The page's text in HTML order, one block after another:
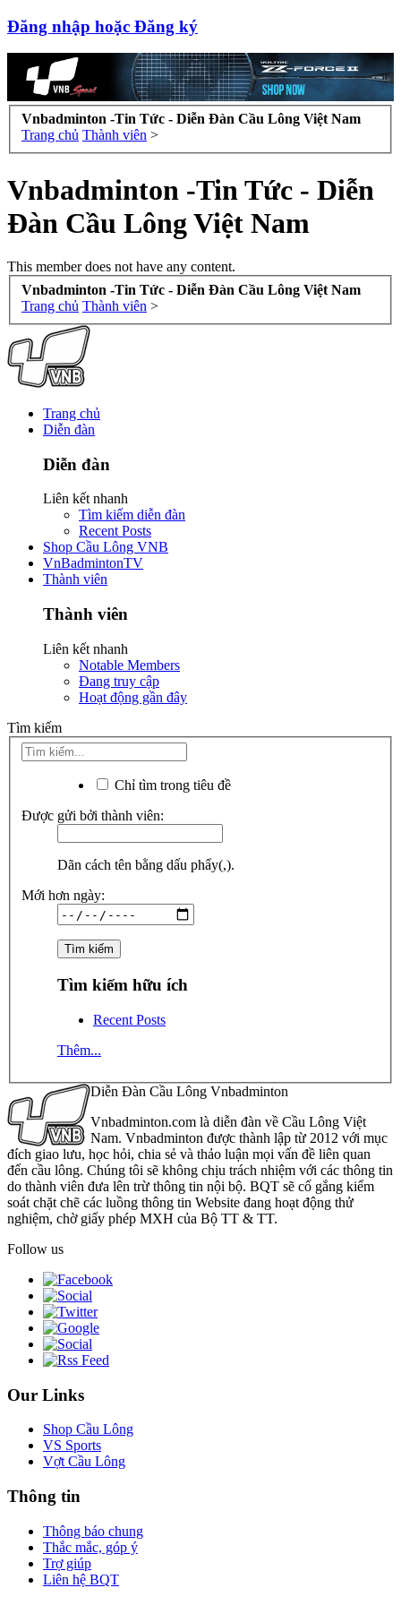
Đăng nhập hoặc Đăng ký
Vnbadminton -Tin Tức - Diễn Đàn Cầu Lông Việt Nam
Trang chủ Thành viên >
Vnbadminton -Tin Tức - Diễn
Đàn Cầu Lông Việt Nam
This member does not have any content.
Vnbadminton -Tin Tức - Diễn Đàn Cầu Lông Việt Nam
Trang chủ Thành viên >
Trang chủ
Diễn đàn
Diễn đàn
Liên kết nhanh
Tìm kiếm diễn đàn
Recent Posts
Shop Cầu Lông VNB
VnBadmintonTV
Thành viên
Thành viên
Liên kết nhanh
Notable Members
Đang truy cập
Hoạt động gần đây
Tìm kiếm
Chỉ tìm trong tiêu đề
Được gửi bởi thành viên:
Dãn cách tên bằng dấu phẩy(,).
Mới hơn ngày:
Tìm kiếm hữu ích
Recent Posts
Thêm...
Diễn Đàn Cầu Lông Vnbadminton
Vnbadminton.com là diễn đàn về Cầu Lông Việt
Nam. Vnbadminton được thành lập từ 2012 với mục
đích giao lưu, học hỏi, chia sẻ và thảo luận mọi vấn đề liên quan
đến cầu lông. Chúng tôi sẽ không chịu trách nhiệm với các thông tin
do thành viên đưa lên trừ thông tin nội bộ. BQT sẽ cố gắng kiểm
soát chặt chẽ các luồng thông tin Website đang hoạt động thử
nghiệm, chờ giấy phép MXH của Bộ TT & TT.
Follow us
Our Links
Shop Cầu Lông
VS Sports
Vợt Cầu Lông
Thông tin
Thông báo chung
Thắc mắc, góp ý
Trợ giúp
Liên hệ BQT